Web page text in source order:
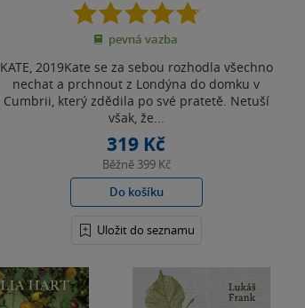
4.8
z
5
pevná vazba
KATE, 2019Kate se za sebou rozhodla všechno
nechat a prchnout z Londýna do domku v
Cumbrii, který zdědila po své pratetě. Netuší
však, že...
319 Kč
Běžně 399 Kč
Do košíku
Uložit do seznamu